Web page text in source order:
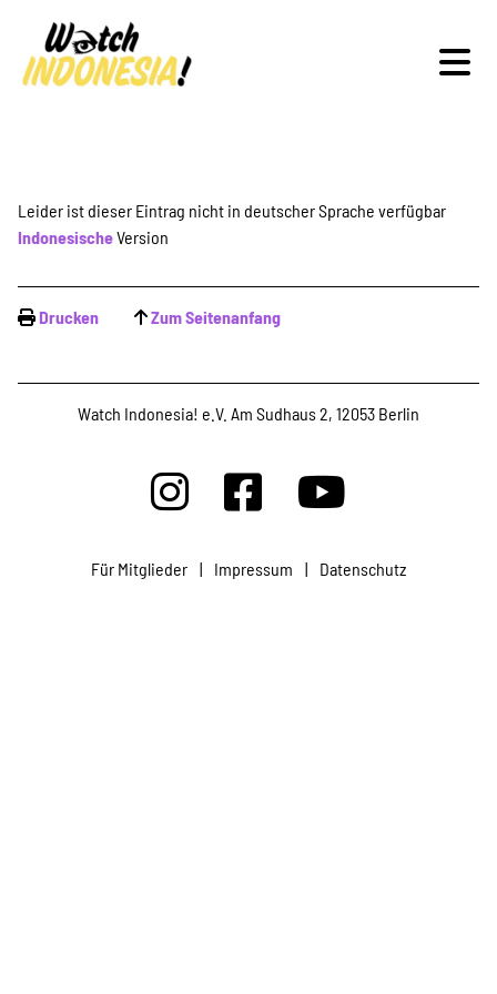
Schwerpunkte
Veranstaltungen
Publikationen
Projekte
Leider ist dieser Eintrag nicht in deutscher Sprache verfügbar
IndonesischeVersion
Drucken Zum Seitenanfang
Watch Indonesia! e.V. Am Sudhaus 2, 12053 Berlin
Für Mitglieder | Impressum | Datenschutz